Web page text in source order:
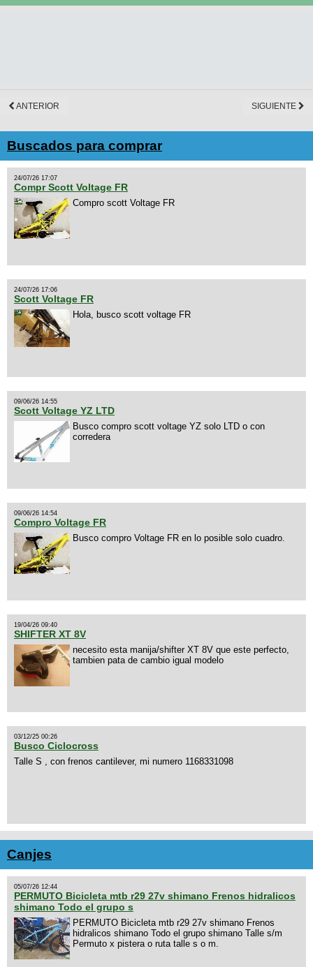
ANTERIOR SIGUIENTE
Buscados para comprar
24/07/26 17:07
Compr Scott Voltage FR
Compro scott Voltage FR
24/07/26 17:06
Scott Voltage FR
Hola, busco scott voltage FR
09/06/26 14:55
Scott Voltage YZ LTD
Busco compro scott voltage YZ solo LTD o con
corredera
09/06/26 14:54
Compro Voltage FR
Busco compro Voltage FR en lo posible solo cuadro.
19/04/26 09:40
SHIFTER XT 8V
necesito esta manija/shifter XT 8V que este perfecto,
tambien pata de cambio igual modelo
03/12/25 00:26
Busco Ciclocross
Talle S , con frenos cantilever, mi numero 1168331098
Canjes
05/07/26 12:44
PERMUTO Bicicleta mtb r29 27v shimano Frenos hidralicos
shimano Todo el grupo s
PERMUTO Bicicleta mtb r29 27v shimano Frenos
hidralicos shimano Todo el grupo shimano Talle s/m
Permuto x pistera o ruta talle s o m.